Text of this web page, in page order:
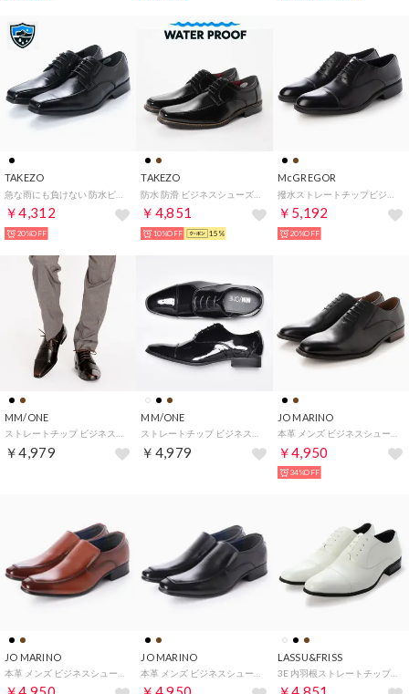
TAKEZO
￥4,312
20%OFF
TAKEZO
￥4,851
10%OFF 15%
McGREGOR
￥5,192
20%OFF
MM/ONE
￥4,979
MM/ONE
￥4,979
JO MARINO
￥4,950
34%OFF
JO MARINO JO MARINO LASSU&FRISS
3E 内羽根ストレートチップビジネスシューズ オフィスカジュアル フォーマル オケージョン /939（ホワイト）